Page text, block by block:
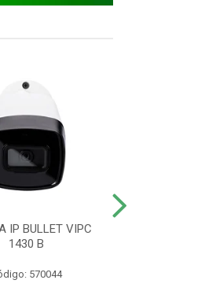
IP BULLET VIPC
1430 B
570044